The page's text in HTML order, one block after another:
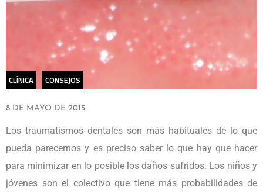
CLÍNICA CONSEJOS
8 DE MAYO DE 2015
Los traumatismos dentales son más habituales de lo que
pueda parecernos y es preciso saber lo que hay que hacer
para minimizar en lo posible los daños sufridos. Los niños y
jóvenes son el colectivo que tiene más probabilidades de